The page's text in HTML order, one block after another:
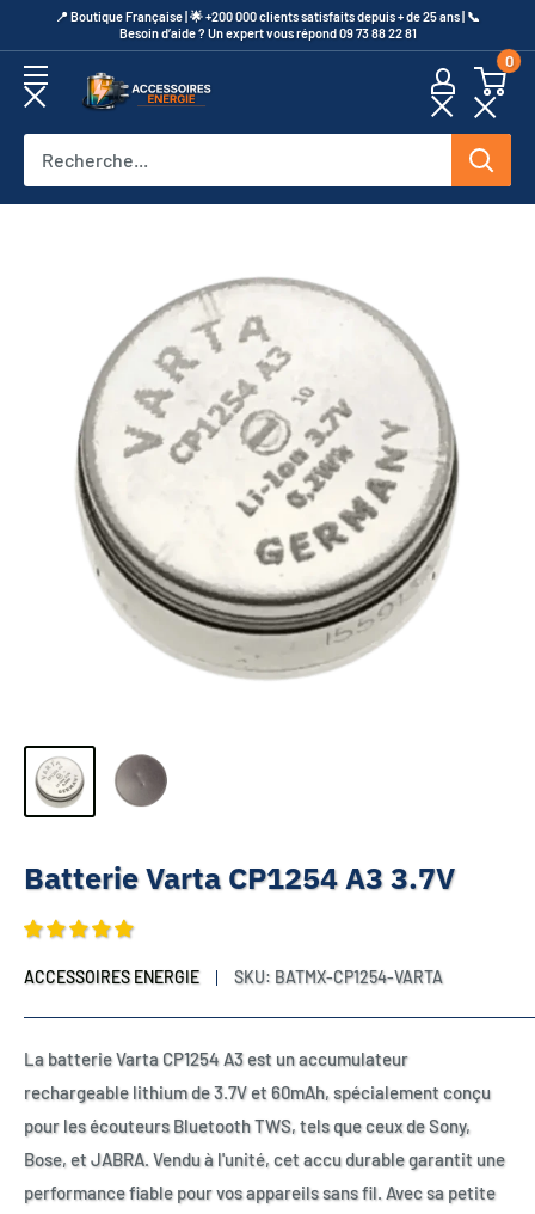
au
contenu
​📍​ Boutique Française | 🌟 +200 000 clients satisfaits depuis + de 25 ans | 📞​
Besoin d’aide ? Un expert vous répond 09 73 88 22 81
Accessoires
0
Batterie Varta CP1254 A3 3.7V
ACCESSOIRES ENERGIE SKU: BATMX-CP1254-VARTA
La batterie Varta CP1254 A3 est un accumulateur
rechargeable lithium de 3.7V et 60mAh, spécialement conçu
pour les écouteurs Bluetooth TWS, tels que ceux de Sony,
Bose, et JABRA. Vendu à l'unité, cet accu durable garantit une
performance fiable pour vos appareils sans fil. Avec sa petite